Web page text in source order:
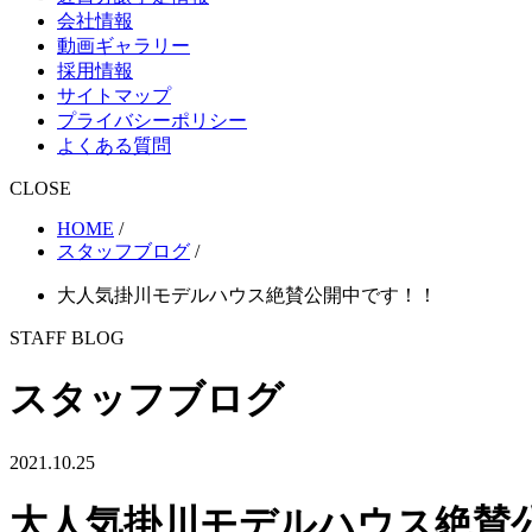
会社情報
動画ギャラリー
採用情報
サイトマップ
プライバシーポリシー
よくある質問
CLOSE
HOME /
スタッフブログ /
大人気掛川モデルハウス絶賛公開中です！！
STAFF BLOG
スタッフブログ
2021.10.25